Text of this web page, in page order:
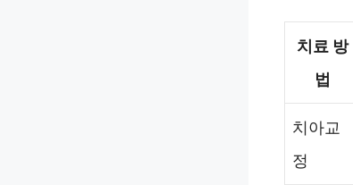
치료 방
법
치아교
정